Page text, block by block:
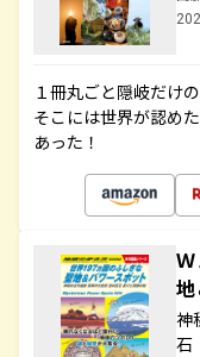
１冊丸ごと隠岐だけ
そこには世界が認め
あった！
神
石